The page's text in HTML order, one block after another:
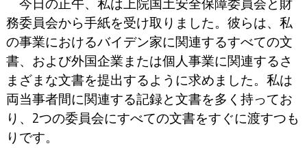
務委員会から手紙を受け取りました。彼らは、私
の事業におけるバイデン家に関連するすべての文
書、および外国企業または個人事業に関連するさ
まざまな文書を提出するように求めました。私は
両当事者間に関連する記録と文書を多く持ってお
り、2つの委員会にすべての文書をすぐに渡すつも
りです。